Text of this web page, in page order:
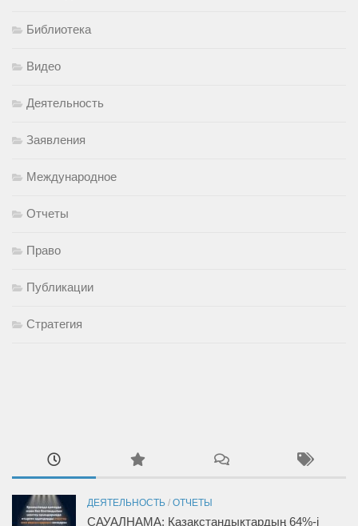
Библиотека
Видео
Деятельность
Заявления
Международное
Отчеты
Право
Публикации
Стратегия
ДЕЯТЕЛЬНОСТЬ / ОТЧЕТЫ
САУАЛНАМА: Қазақстандықтардың 64%-і